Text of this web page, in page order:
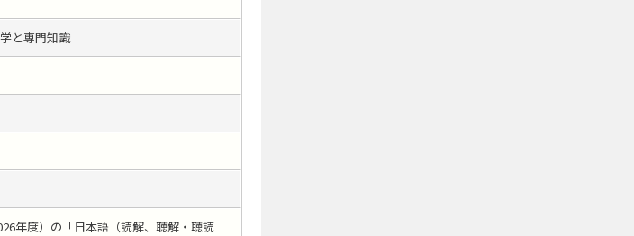
と専門知識
年度）の「日本語（読解、聴解・聴読